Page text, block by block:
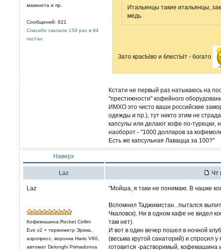
макинета и пр.
Сообщений: 621
Спасибо сказали 158 раз в 94
постах
Итальянцы такие итальянцы,
медь.
Зато красЫво и блестЫт - богато
Кстати не первый раз натыкаюсь на
"престижности" кофейного
ИМХО это чисто ваши российские
одежды и пр.), тут никто этим не
капсулы или делают кофе по-турецки,
наоборот - "1000 долларов за
Есть же капсульная Лавацца за 100?"
Наверх
Laz Чт
Laz
Кофемашина:Rocket Cellini
Evo v2 + термометр Эрика,
аэропресс, воронка Hario V60,
автомат Delonghi Primadonna
"Мойша, я таки не понимаю. В чашке
Вспомнил Таджикистан...пытался
Чкаловск). Ни в одном кафе не видел
там нет).
И вот в один вечер пошел в ночной
(весьма крутой санаторий) и спросил
готовится -растворимый, кофемашина